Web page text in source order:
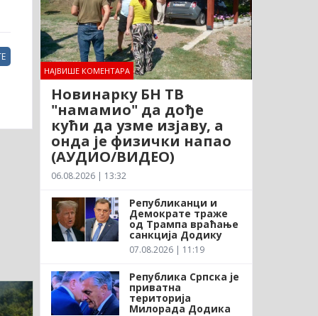
НАЈВИШЕ КОМЕНТАРА
Новинарку БН ТВ
"намамио" да дође
кући да узме изјаву, а
онда је физички напао
(АУДИО/ВИДЕО)
06.08.2026 | 13:32
Републиканци и
Демократе траже
од Трампа враћање
санкција Додику
07.08.2026 | 11:19
Република Српска је
приватна
територија
Милорада Додика